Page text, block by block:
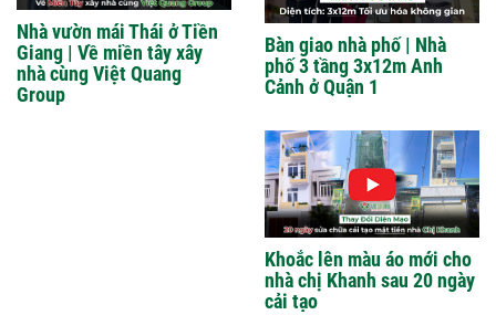
Nhà vườn mái Thái ở Tiền
Giang | Về miền tây xây
nhà cùng Việt Quang
Group
Bàn giao nhà phố | Nhà
phố 3 tầng 3x12m Anh
Cảnh ở Quận 1
Khoắc lên màu áo mới cho
nhà chị Khanh sau 20 ngày
cải tạo